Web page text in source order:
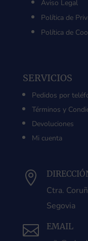
Aviso Legal
Política de
Política de
SERVICIOS
Pedidos por
Términos y
Devoluciones
Mi cuenta

Ctra.
Segovia
 EMAIL